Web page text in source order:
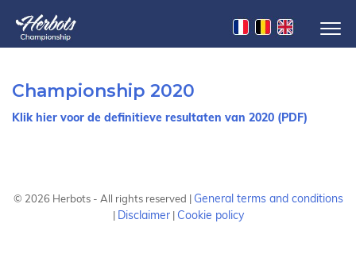
Championship 2020
Klik hier voor de definitieve resultaten van 2020 (PDF)
© 2026 Herbots - All rights reserved | General terms and conditions
| Disclaimer| Cookie policy